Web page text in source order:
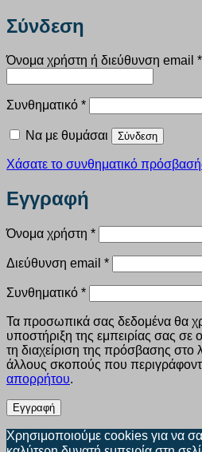
Σύνδεση
Όνομα χρήστη ή διεύθυνση email *
Συνθηματικό *Απαιτείται
Να με θυμάσαι Σύνδεση
Χάσατε το συνθηματικό
Εγγραφή
Όνομα χρήστη *Απαιτείται
Διεύθυνση email *Απαιτείται
Συνθηματικό *Απαιτείται
Τα προσωπικά σας δεδομένα θα
υποστήριξη της εμπειρίας σας σε
τη διαχείριση της πρόσβασης στο
άλλους σκοπούς που
απορρήτου.
Εγγραφή
Χρησιμοποιούμε cookies για να